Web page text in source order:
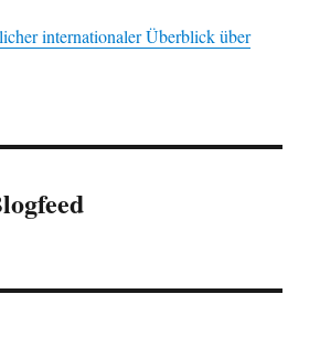
internationaler Überblick über